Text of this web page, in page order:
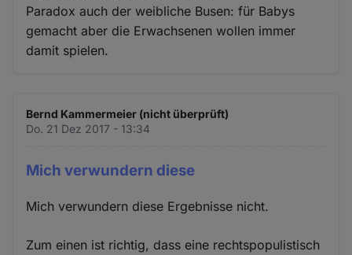
Paradox auch der weibliche Busen: für Babys
gemacht aber die Erwachsenen wollen immer
damit spielen.
Bernd Kammermeier (nicht überprüft)
Do. 21 Dez 2017 - 13:34
Mich verwundern diese
Mich verwundern diese Ergebnisse nicht.
Zum einen ist richtig, dass eine rechtspopulistisch